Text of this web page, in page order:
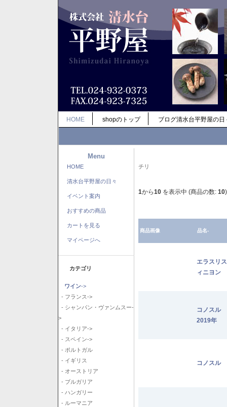
HOME shopのトップ ブログ清水台平野屋の日
Menu
HOME
清水台平野屋の日々
イベント案内
おすすめの商品
カートを見る
マイページへ
カテゴリ
ワイン->
- フランス->
- シャンパン・ヴァンムスー-
>
- イタリア->
- スペイン->
- ポルトガル
- イギリス
- オーストリア
- ブルガリア
- ハンガリー
- ルーマニア
チリ
1から10 を表示中 (商品の数: 10)
商品画像 品名-
エラスリ
ィニヨン
コノスル
2019年
コノスル